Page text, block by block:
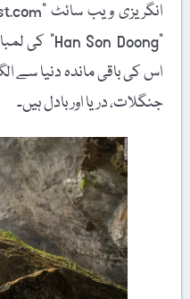
اس کی باقی ماندہ دنیا سے
جنگلات، دریا اور بادل ہیں۔